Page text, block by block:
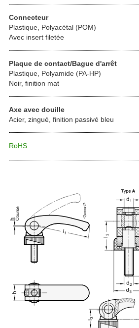
Connecteur
Plastique, Polyacétal (POM)
Avec insert filetée
Plaque de contact/Bague d'arrêt
Plastique, Polyamide (PA-HP)
Noir, finition mat
Axe avec douille
Acier, zingué, finition passivé bleu
RoHS